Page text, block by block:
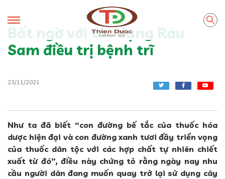
Bất ngờ với tác dụng Rau
Sam điều trị bệnh trĩ
23/11/2021
Như ta đã biết “con đường bế tắc của thuốc hóa
dược hiện đại và con đường xanh tươi đầy triển vọng
của thuốc dân tộc với các hợp chất tự nhiên chiết
xuất từ đó”, điều này chứng tỏ rằng ngày nay nhu
cầu người dân đang muốn quay trở lại sử dụng cây